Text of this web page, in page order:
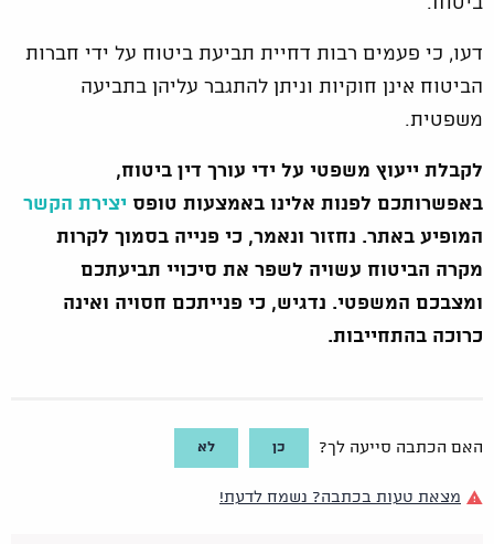
דעו, כי פעמים רבות דחיית תביעת ביטוח על ידי חברות
הביטוח אינן חוקיות וניתן להתגבר עליהן בתביעה
משפטית.
לקבלת ייעוץ משפטי על ידי עורך דין ביטוח,
באפשרותכם לפנות אלינו באמצעות טופס יצירת הקשר
המופיע באתר. נחזור ונאמר, כי פנייה בסמוך לקרות
מקרה הביטוח עשויה לשפר את סיכויי תביעתכם
ומצבכם המשפטי. נדגיש, כי פנייתכם חסויה ואינה
כרוכה בהתחייבות.
האם הכתבה סייעה לך? כן לא
מצאת טעות בכתבה? נשמח לדעת!